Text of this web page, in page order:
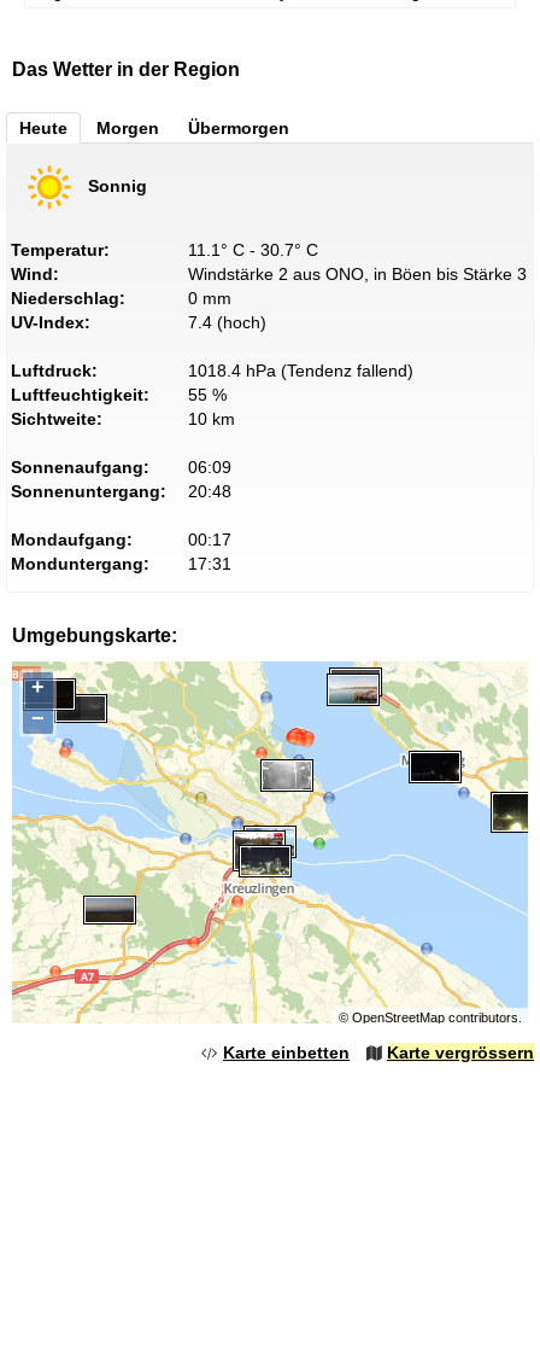
Das Wetter in der Region
Heute Morgen Übermorgen
Sonnig
Temperatur:
11.1° C - 30.7° C
Wind:
Windstärke 2 aus ONO, in Böen bis Stärke 3
Niederschlag:
0 mm
UV-Index:
7.4 (hoch)
Luftdruck:
1018.4 hPa (Tendenz fallend)
Luftfeuchtigkeit:
55 %
Sichtweite:
10 km
Sonnenaufgang:
06:09
Sonnenuntergang:
20:48
Mondaufgang:
00:17
Monduntergang:
17:31
Umgebungskarte:
+
−
© OpenStreetMapcontributors.
Karte einbetten Karte vergrössern